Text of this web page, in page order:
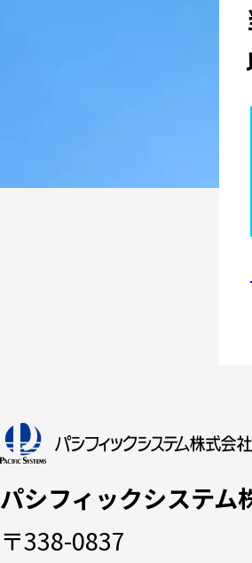
パシフィックシステム
〒338-0837